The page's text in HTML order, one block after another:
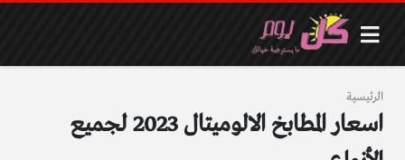
الرئيسية
اسعار المطابخ الالوميتال 2023 لجميع